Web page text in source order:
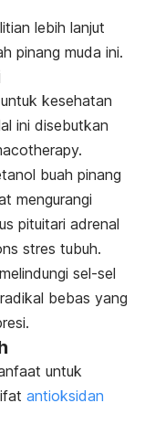
lebih lanjut
pinang muda ini.
kesehatan
ini disebutkan
buah pinang
mengurangi
pituitari adrenal
stres tubuh.
sel-sel
bebas yang
untuk
antioksidan